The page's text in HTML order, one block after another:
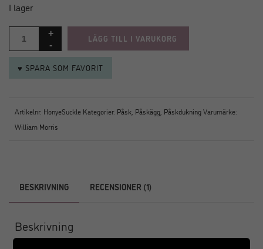
I lager
LÄGG TILL I VARUKORG
♥ SPARA SOM FAVORIT
Artikelnr: HonyeSuckle Kategorier: Påsk Påskägg PåskdukningVarumärke:
William Morris
BESKRIVNING RECENSIONER (1)
Beskrivning